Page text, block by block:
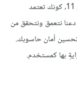
والسلامة التي وضعتها مايكروسوفت في ويندوز 11، كونك تعتمد
دعنا نتعمق ونتحقق من
أمان حاسوبك.
بها كمستخدم.